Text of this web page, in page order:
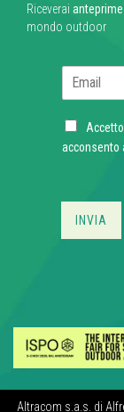
Riceverai
mondo outdoor
l
C
h
acconsento
INVIA
Altracom s.a.s. di